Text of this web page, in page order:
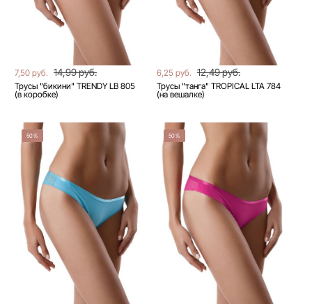
7,50 руб. 14,99 руб.
Трусы "бикини" TRENDY LB 805
(в коробке)
6,25 руб. 12,49 руб.
Трусы "танга" TROPICAL LTA 784
(на вешалке)
50% 50%